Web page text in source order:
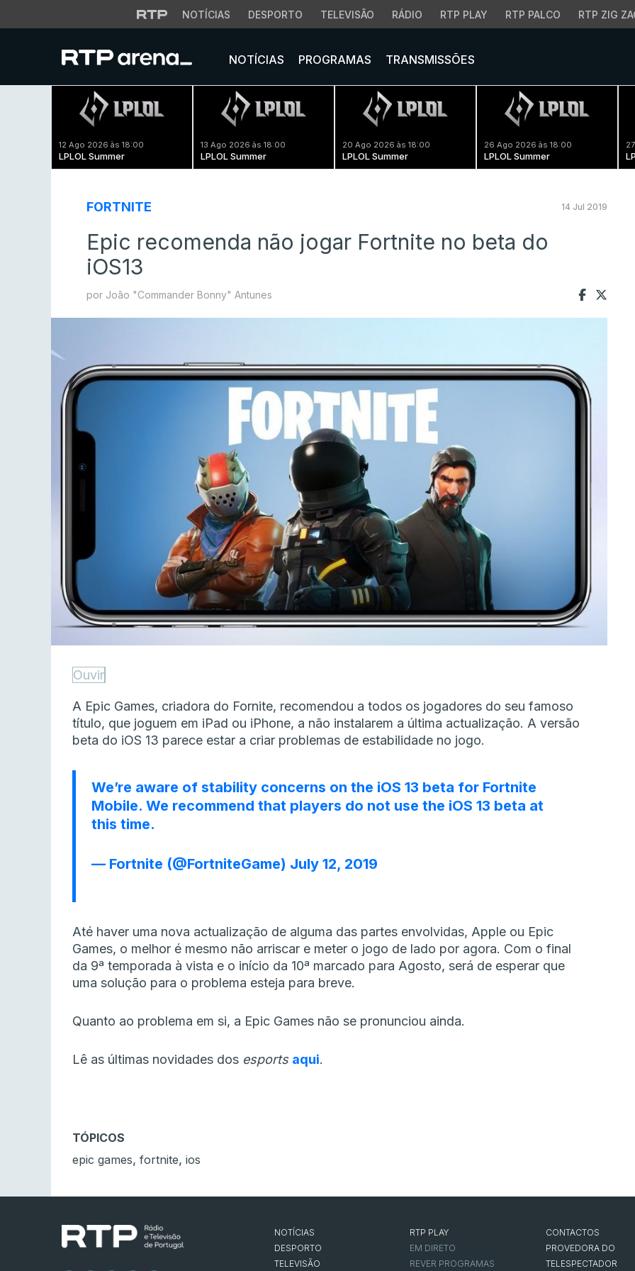
NOTÍCIAS DESPORTO TELEVISÃO RÁDIO RTP PLAY RTP PALCO RTP ZIG
NOTÍCIAS PROGRAMAS TRANSMISSÕES
12 Ago 2026 às 18:00
LPLOL Summer
13 Ago 2026 às 18:00
LPLOL Summer
20 Ago 2026 às 18:00
LPLOL Summer
26 Ago 2026 às 18:00
LPLOL Summer
FORTNITE 14 Jul 2019
Epic recomenda não jogar Fortnite no beta do
iOS13
por João "Commander Bonny" Antunes
Ouvir
A Epic Games, criadora do Fornite, recomendou a todos os jogadores do seu famoso
título, que joguem em iPad ou iPhone, a não instalarem a última actualização. A versão
beta do iOS 13 parece estar a criar problemas de estabilidade no jogo.
We’re aware of stability concerns on the iOS 13 beta for Fortnite
Mobile. We recommend that players do not use the iOS 13 beta at
this time.
— Fortnite (@FortniteGame) July 12, 2019
Até haver uma nova actualização de alguma das partes envolvidas, Apple ou Epic
Games, o melhor é mesmo não arriscar e meter o jogo de lado por agora. Com o final
da 9ª temporada à vista e o início da 10ª marcado para Agosto, será de esperar que
uma solução para o problema esteja para breve.
Quanto ao problema em si, a Epic Games não se pronunciou ainda.
Lê as últimas novidades dos esports aqui.
TÓPICOS
epic games, fortnite, ios
NOTÍCIAS
DESPORTO
TELEVISÃO
RTP PLAY
EM DIRETO
REVER PROGRAMAS
CONTACTOS
PROVEDORA DO
TELESPECTADOR